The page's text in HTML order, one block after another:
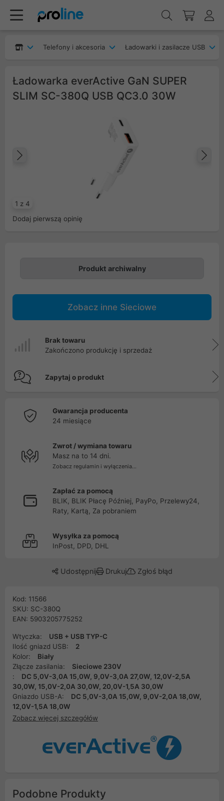
Telefony i akcesoria Ładowarki i zasilacze USB
Ładowarka everActive GaN SUPER
SLIM SC-380Q USB QC3.0 30W
1 z 4
Dodaj pierwszą opinię
Produkt archiwalny
Zobacz inne Sieciowe
Brak towaru
Zakończono produkcję i sprzedaż
Zapytaj o produkt
Gwarancja producenta
24 miesiące
Zwrot / wymiana towaru
Masz na to 14 dni.
Zobacz regulamin i wyłączenia...
Zapłać za pomocą
BLIK, BLIK Płacę Później, PayPo, Przelewy24,
Raty, Kartą, Za pobraniem
Wysyłka za pomocą
InPost, DPD, DHL
Udostępnij Drukuj Zgłoś błąd
Kod: 11566
SKU: SC-380Q
EAN: 5903205775252
Wtyczka:
USB + USB TYP-C
Ilość gniazd USB:
2
Kolor:
Biały
Złącze zasilania:
Sieciowe 230V
:
DC 5,0V-3,0A 15,0W, 9,0V-3,0A 27,0W, 12,0V-2,5A
30,0W, 15,0V-2,0A 30,0W, 20,0V-1,5A 30,0W
Gniazdo USB-A:
DC 5,0V-3,0A 15,0W, 9,0V-2,0A 18,0W,
12,0V-1,5A 18,0W
Zobacz więcej szczegółów
Podobne Produkty